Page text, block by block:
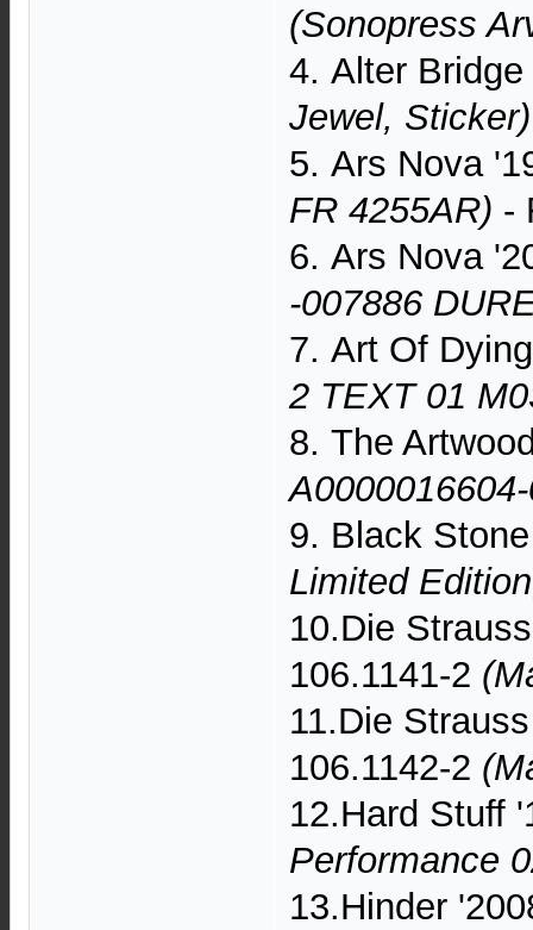
(Sonopress
4. Alter
Jewel, Sticker)
5. Ars Nova
FR 4255AR) -
6. Ars Nova
-007886
7. Art Of
2 TEXT 01
8. The
9. Black
Limited
10.Die
106.1141-2
11.Die
106.1142-2
12.Hard Stuff
Performance
13.Hinder